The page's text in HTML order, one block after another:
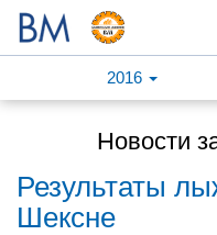
2016
Новости
Результаты
Шексне